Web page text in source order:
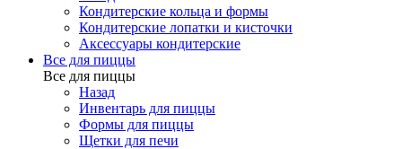
Кондитерские кольца и формы
Кондитерские лопатки и кисточки
Аксессуары кондитерские
Все для пиццы
Все для пиццы
Назад
Инвентарь для пиццы
Формы для пиццы
Щетки для печи